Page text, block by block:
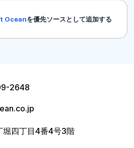
Oceanを優先ソースとして追加する
2648
堀四丁目4番4号3階